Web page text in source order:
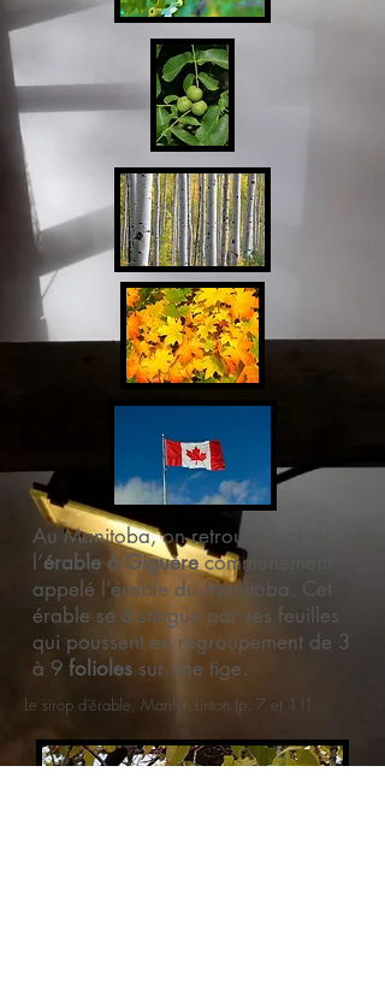
Au Manitoba, on retrouve surtout
l’érable à Giguèrecommunément
appelé l’érable du Manitoba. Cet
érable se distingue par ses feuilles
qui poussent en regroupement de 3
à 9 folioles sur une tige.
Le sirop d’érable, Marilyn Linton (p. 7 et 11)